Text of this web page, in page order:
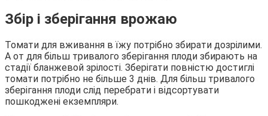
Збір і зберігання врожаю
Томати для вживання в їжу потрібно збирати дозрілими.
А от для більш тривалого зберігання плоди збирають на
стадії бланжевой зрілості. Зберігати повністю достиглі
томати потрібно не більше 3 днів. Для більш тривалого
зберігання плоди слід перебрати і відсортувати
пошкоджені екземпляри.